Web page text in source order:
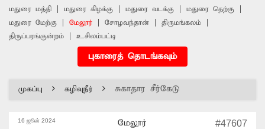
மதுரை மத்தி மதுரை கிழக்கு மதுரை வடக்கு
மதுரை தெற்கு
மதுரை மேற்கு
மேலூர் சோழவந்தான்
திருமங்கலம்
திருப்பரங்குன்றம்
உசிலம்பட்டி
புகாரைத் தொடங்கவும்
முகப்பு கழிவுநீர் சுகாதார சீர்கேடு
16 ஜூன் 2024 மேலூர் #47607